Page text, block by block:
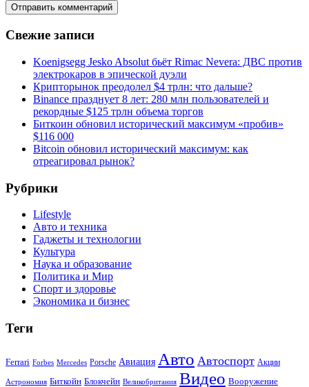
Свежие записи
Koenigsegg Jesko Absolut бьёт Rimac Nevera: ДВС против
электрокаров в эпической дуэли
Крипторынок преодолел $4 трлн: что дальше?
Binance празднует 8 лет: 280 млн пользователей и
рекордные $125 трлн объема торгов
Биткоин обновил исторический максимум «пробив»
$116 000
Bitcoin обновил исторический максимум: как
отреагировал рынок?
Рубрики
Lifestyle
Авто и техника
Гаджеты и технологии
Культура
Наука и образование
Политика и Мир
Спорт и здоровье
Экономика и бизнес
Теги
Ferrari Forbes Mercedes Porsche Авиация Авто Автоспорт Акции
Астрономия Биткойн Блокчейн Великобритания Видео Вооружение